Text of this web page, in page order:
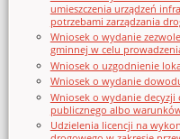
umieszczenia urządzeń
potrzebami zarządzania
Wniosek o wydanie
gminnej w celu
Wniosek o uzgodnienie
Wniosek o wydanie
Wniosek o wydanie
publicznego albo
Udzielenia licencji na